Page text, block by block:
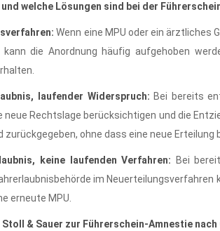
und welche Lösungen sind bei der
Wenn eine MPU oder ein ärztliches
die Anordnung häufig aufgehoben
laufender Widerspruch: Bei bereits
neue Rechtslage berücksichtigen und die
zurückgegeben, ohne dass eine neue
keine laufenden Verfahren: Bei
im Neuerteilungsverfahren
erneute MPU.
Stoll & Sauer zur Führerschein-Amnestie